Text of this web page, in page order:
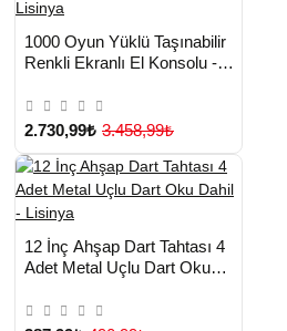
TESLİMAT
1000 Oyun Yüklü Taşınabilir
Renkli Ekranlı El Konsolu -
2.730,99₺ 3.458,99₺
HIZLI
TESLİMAT
12 İnç Ahşap Dart Tahtası 4
Adet Metal Uçlu Dart Oku